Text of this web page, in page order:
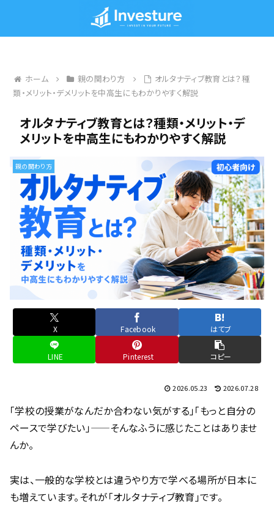
ホーム 親の関わり方
オルタナティブ教育とは？種
類・メリット・デメリットを中高生にもわかりやすく解説
オルタナティブ教育とは？種類・メリット・デ
メリットを中高生にもわかりやすく解説
親の関わり方
X Facebook はてブ
LINE Pinterest コピー
2026.05.23 2026.07.28
「学校の授業がなんだか合わない気がする」「もっと自分の
ペースで学びたい」——そんなふうに感じたことはありませ
んか。
実は、一般的な学校とは違うやり方で学べる場所が日本に
も増えています。それが「オルタナティブ教育」です。